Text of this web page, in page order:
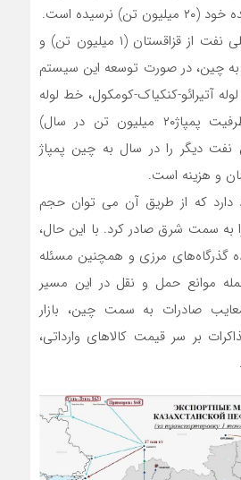
نرسیده است.
با توجه به صادرات فعلی نفت از قزاقستان (۱ میلیون تن) و
تن) به چین، در صورت توسعه این سیستم
آتیرائو-کنکیاک-کومکول، خط لوله
آتاسو-آلاشانکو ( با ظرفیت پمپاژ۲۰ میلیون تن در سال)
تن نفت دیگر را در سال به چین پمپاژ
و هزینه است.
دارد که از طریق آن می توان حجم
به سمت شرق صادر کرد. با این حال،
گذرگاه‌های مرزی و همچنین مسئله
موانع حمل و نقل در این مسیر
صادرات به سمت چین، بازار
بر سر قیمت کالاهای وارداتی،